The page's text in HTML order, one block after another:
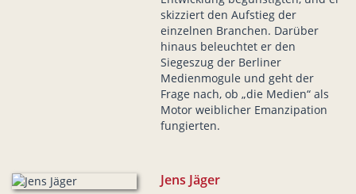
skizziert den Aufstieg der
einzelnen Branchen. Darüber
hinaus beleuchtet er den
Siegeszug der Berliner
Medienmogule und geht der
Frage nach, ob „die Medien“ als
Motor weiblicher Emanzipation
fungierten.
Jens Jäger